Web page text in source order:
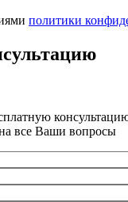
политики
все Ваши вопросы